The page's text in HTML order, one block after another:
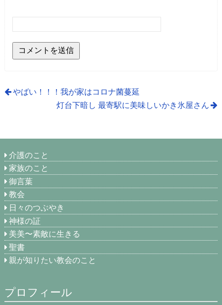
やばい！！！我が家はコロナ菌蔓延
灯台下暗し 最寄駅に美味しいかき氷屋さん
介護のこと
家族のこと
御言葉
教会
日々のつぶやき
神様の証
美美〜素敵に生きる
聖書
親が知りたい教会のこと
プロフィール